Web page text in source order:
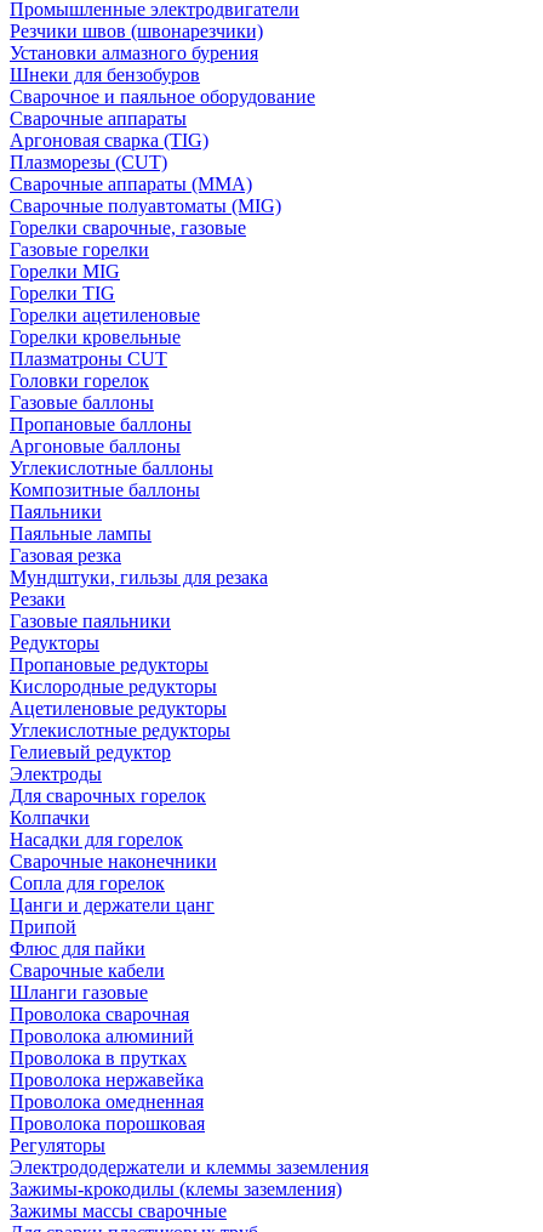
Промышленные электродвигатели
Резчики швов (швонарезчики)
Установки алмазного бурения
Шнеки для бензобуров
Сварочное и паяльное оборудование
Сварочные аппараты
Аргоновая сварка (TIG)
Плазморезы (CUT)
Сварочные аппараты (MMA)
Сварочные полуавтоматы (MIG)
Горелки сварочные, газовые
Газовые горелки
Горелки MIG
Горелки TIG
Горелки ацетиленовые
Горелки кровельные
Плазматроны CUT
Головки горелок
Газовые баллоны
Пропановые баллоны
Аргоновые баллоны
Углекислотные баллоны
Композитные баллоны
Паяльники
Паяльные лампы
Газовая резка
Мундштуки, гильзы для резака
Резаки
Газовые паяльники
Редукторы
Пропановые редукторы
Кислородные редукторы
Ацетиленовые редукторы
Углекислотные редукторы
Гелиевый редуктор
Электроды
Для сварочных горелок
Колпачки
Насадки для горелок
Сварочные наконечники
Сопла для горелок
Цанги и держатели цанг
Припой
Флюс для пайки
Сварочные кабели
Шланги газовые
Проволока сварочная
Проволока алюминий
Проволока в прутках
Проволока нержавейка
Проволока омедненная
Проволока порошковая
Регуляторы
Электрододержатели и клеммы заземления
Зажимы-крокодилы (клемы заземления)
Зажимы массы сварочные